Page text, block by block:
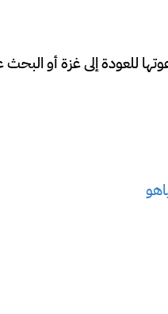
للعودة إلى غزة أو